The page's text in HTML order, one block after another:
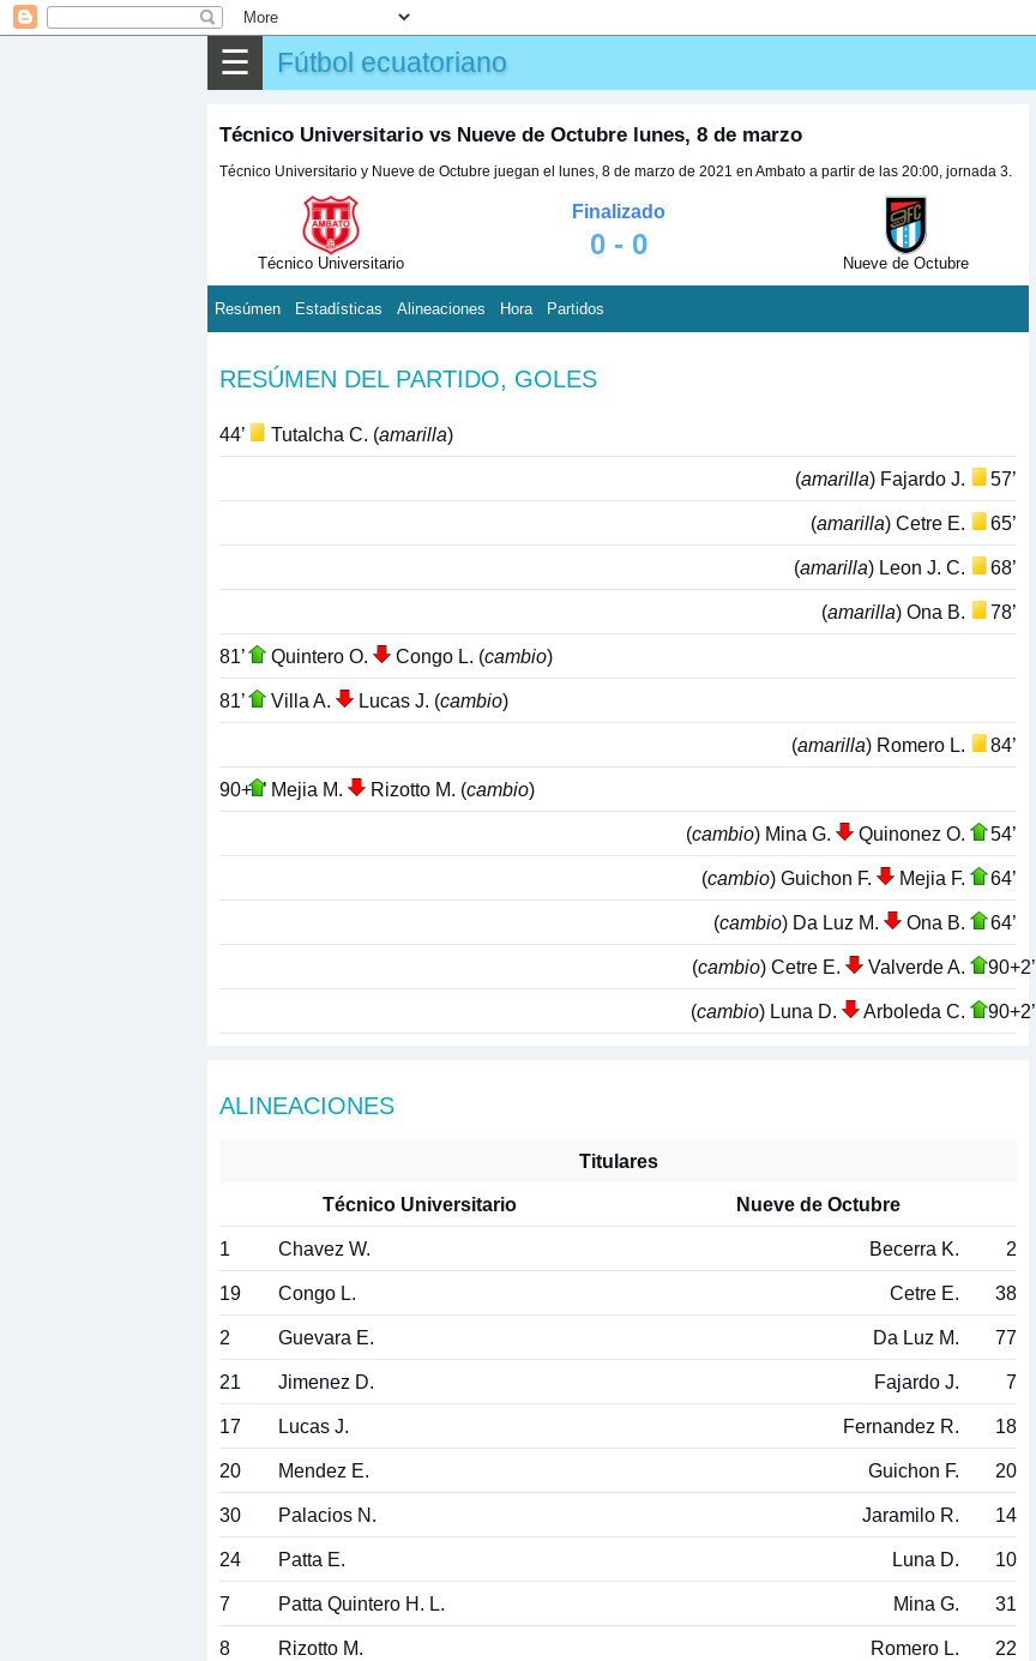
☰ Fútbol ecuatoriano
Técnico Universitario vs Nueve de Octubre lunes, 8 de marzo
Técnico Universitario y Nueve de Octubre juegan el lunes, 8 de marzo de 2021 en Ambato a partir de las 20:00, jornada 3.
Técnico Universitario
Finalizado
0 - 0
Nueve de Octubre
Resúmen Estadísticas Alineaciones Hora Partidos
RESÚMEN DEL PARTIDO, GOLES
44’ Tutalcha C. (amarilla)
(amarilla) Fajardo J. 57’
(amarilla) Cetre E. 65’
(amarilla) Leon J. C. 68’
(amarilla) Ona B. 78’
81’ Quintero O. Congo L. (cambio)
81’ Villa A. Lucas J. (cambio)
(amarilla) Romero L. 84’
90+2’ Mejia M. Rizotto M. (cambio)
(cambio) Mina G. Quinonez O. 54’
(cambio) Guichon F. Mejia F. 64’
(cambio) Da Luz M. Ona B. 64’
(cambio) Cetre E. Valverde A. 90+2’
(cambio) Luna D. Arboleda C. 90+2’
ALINEACIONES
Titulares
Técnico Universitario
Nueve de Octubre
1 Chavez W. Becerra K. 2
19 Congo L. Cetre E. 38
2 Guevara E. Da Luz M. 77
21 Jimenez D. Fajardo J. 7
17 Lucas J. Fernandez R. 18
20 Mendez E. Guichon F. 20
30 Palacios N. Jaramilo R. 14
24 Patta E. Luna D. 10
7 Patta Quintero H. L. Mina G. 31
8 Rizotto M. Romero L. 22